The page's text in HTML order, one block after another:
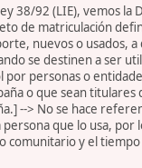
38/92 (LIE), vemos la
de matriculación
nuevos o usados,
se destinen a ser
personas o
o que sean
--> No se hace
persona que lo usa, por
comunitario y el